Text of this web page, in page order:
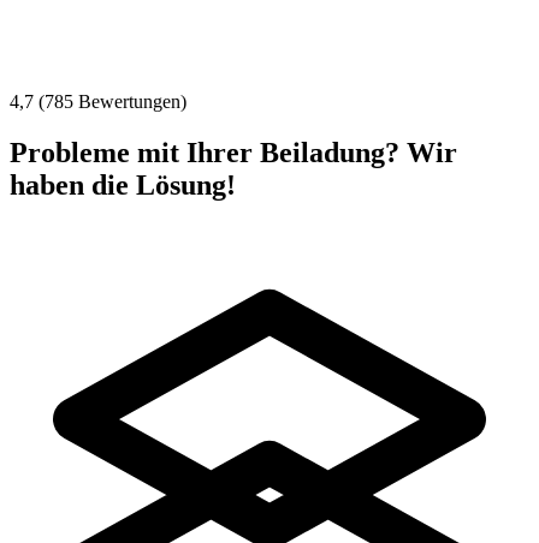
4,7 (785 Bewertungen)
Probleme mit Ihrer Beiladung? Wir
haben die Lösung!